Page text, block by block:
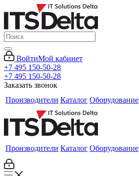
ВойтиМой кабинет
+7 495 150-50-28
+7 495 150-50-28
Заказать звонок
Производители Каталог Оборудование
Производители Каталог Оборудование